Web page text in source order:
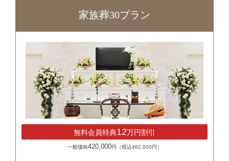
家族葬30プラン
無料会員特典12万円割引
一般価格420,000円（税込462,000円）